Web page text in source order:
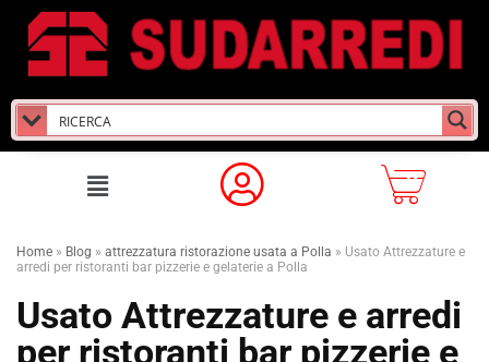
Home » Blog » attrezzatura ristorazione usata a Polla » Usato Attrezzature e
arredi per ristoranti bar pizzerie e gelaterie a Polla
Usato Attrezzature e arredi
per ristoranti bar pizzerie e